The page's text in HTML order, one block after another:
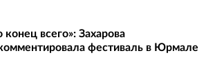
конец всего»: Захарова
фестиваль в Юрмале